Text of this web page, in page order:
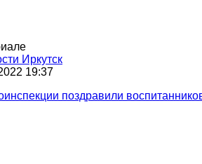
Иркутск
19:37